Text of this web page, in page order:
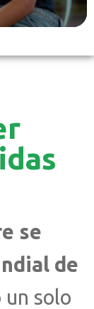
se
de
un solo